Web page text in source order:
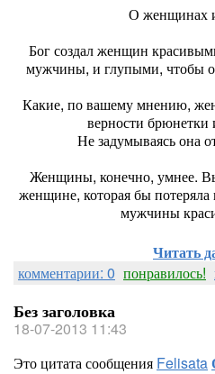
О женщинах
Бог создал женщин
мужчины, и глупыми, чтобы
Какие, по вашему мнению,
верности
Не задумываясь она
Женщины, конечно, умнее.
женщине, которая бы потеряла
мужчины
Читать
комментарии: 0 понравилось!
Без заголовка
18-07-2013 11:43
Это цитата сообщения Felisata